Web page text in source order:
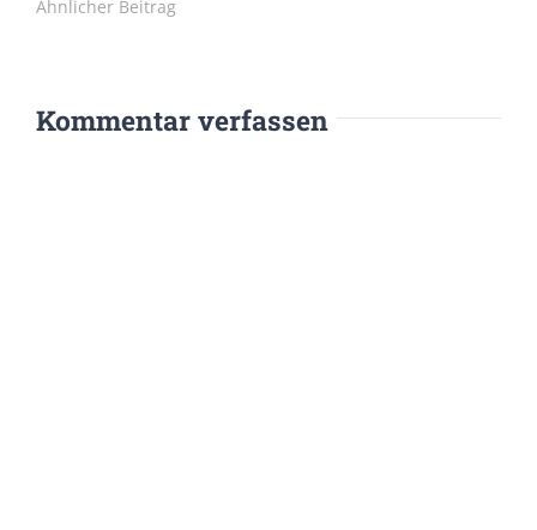
Ähnlicher Beitrag
Kommentar verfassen